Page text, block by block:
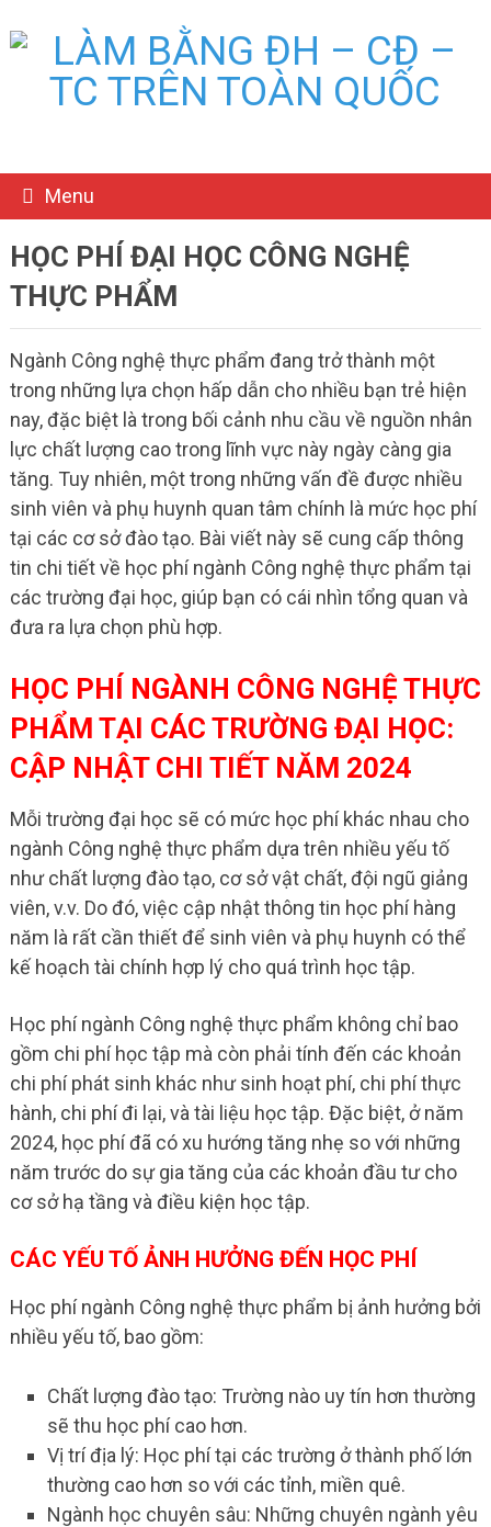
Menu
HỌC PHÍ ĐẠI HỌC CÔNG NGHỆ
THỰC PHẨM
Ngành Công nghệ thực phẩm đang trở thành một
trong những lựa chọn hấp dẫn cho nhiều bạn trẻ hiện
nay, đặc biệt là trong bối cảnh nhu cầu về nguồn nhân
lực chất lượng cao trong lĩnh vực này ngày càng gia
tăng. Tuy nhiên, một trong những vấn đề được nhiều
sinh viên và phụ huynh quan tâm chính là mức học phí
tại các cơ sở đào tạo. Bài viết này sẽ cung cấp thông
tin chi tiết về học phí ngành Công nghệ thực phẩm tại
các trường đại học, giúp bạn có cái nhìn tổng quan và
đưa ra lựa chọn phù hợp.
HỌC PHÍ NGÀNH CÔNG NGHỆ THỰC
PHẨM TẠI CÁC TRƯỜNG ĐẠI HỌC:
CẬP NHẬT CHI TIẾT NĂM 2024
Mỗi trường đại học sẽ có mức học phí khác nhau cho
ngành Công nghệ thực phẩm dựa trên nhiều yếu tố
như chất lượng đào tạo, cơ sở vật chất, đội ngũ giảng
viên, v.v. Do đó, việc cập nhật thông tin học phí hàng
năm là rất cần thiết để sinh viên và phụ huynh có thể
kế hoạch tài chính hợp lý cho quá trình học tập.
Học phí ngành Công nghệ thực phẩm không chỉ bao
gồm chi phí học tập mà còn phải tính đến các khoản
chi phí phát sinh khác như sinh hoạt phí, chi phí thực
hành, chi phí đi lại, và tài liệu học tập. Đặc biệt, ở năm
2024, học phí đã có xu hướng tăng nhẹ so với những
năm trước do sự gia tăng của các khoản đầu tư cho
cơ sở hạ tầng và điều kiện học tập.
CÁC YẾU TỐ ẢNH HƯỞNG ĐẾN HỌC PHÍ
Học phí ngành Công nghệ thực phẩm bị ảnh hưởng bởi
nhiều yếu tố, bao gồm:
Chất lượng đào tạo: Trường nào uy tín hơn thường
sẽ thu học phí cao hơn.
Vị trí địa lý: Học phí tại các trường ở thành phố lớn
thường cao hơn so với các tỉnh, miền quê.
Ngành học chuyên sâu: Những chuyên ngành yêu